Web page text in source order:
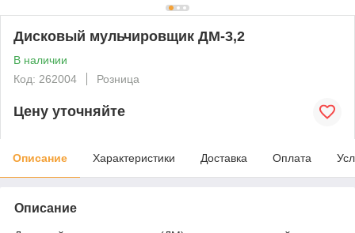
Дисковый мульчировщик ДМ-3,2
В наличии
Код: 262004
Розница
Цену уточняйте
Описание Характеристики Доставка Оплата
Описание